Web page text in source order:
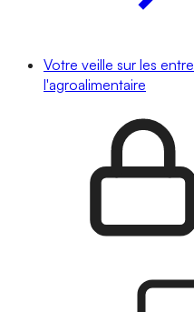
Votre veille sur les
l'agroalimentaire